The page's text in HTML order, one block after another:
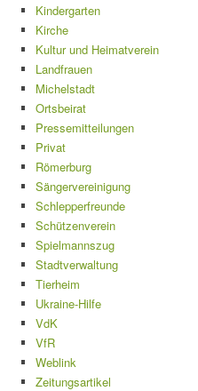
Kindergarten
Kirche
Kultur und Heimatverein
Landfrauen
Michelstadt
Ortsbeirat
Pressemitteilungen
Privat
Römerburg
Sängervereinigung
Schlepperfreunde
Schützenverein
Spielmannszug
Stadtverwaltung
Tierheim
Ukraine-Hilfe
VdK
VfR
Weblink
Zeitungsartikel